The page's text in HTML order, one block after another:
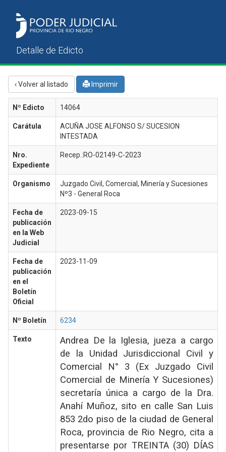
‹ Volver al listado Imprimir
Nº Edicto 14064
Carátula
ACUÑA JOSE ALFONSO S/ SUCESION
INTESTADA
Nro.
Expediente
Recep.:RO-02149-C-2023
Organismo
Juzgado Civil, Comercial, Minería y Sucesiones
Nº3 - General Roca
Fecha de
publicación
en la Web
Judicial
2023-09-15
Fecha de
publicación
en el
Boletín
Oficial
2023-11-09
Nº Boletín 6234
Texto
Andrea De la Iglesia, jueza a cargo
de la Unidad Jurisdiccional Civil y
Comercial N° 3 (Ex Juzgado Civil
Comercial de Minería Y Sucesiones)
secretaría única a cargo de la Dra.
Anahí Muñoz, sito en calle San Luis
853 2do piso de la ciudad de General
Roca, provincia de Rio Negro, cita a
presentarse por TREINTA (30) DÍAS